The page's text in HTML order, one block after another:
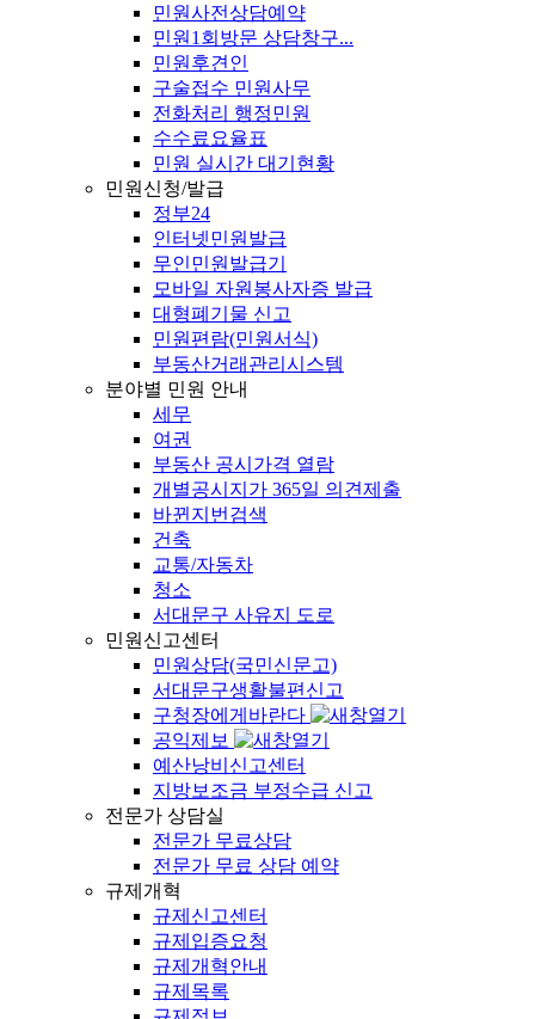
민원사전상담예약
민원1회방문 상담창구...
민원후견인
구술접수 민원사무
전화처리 행정민원
수수료요율표
민원 실시간 대기현황
민원신청/발급
정부24
인터넷민원발급
무인민원발급기
모바일 자원봉사자증 발급
대형폐기물 신고
민원편람(민원서식)
부동산거래관리시스템
분야별 민원 안내
세무
여권
부동산 공시가격 열람
개별공시지가 365일 의견제출
바뀐지번검색
건축
교통/자동차
청소
서대문구 사유지 도로
민원신고센터
민원상담(국민신문고)
서대문구생활불편신고
구청장에게바란다
공익제보
예산낭비신고센터
지방보조금 부정수급 신고
전문가 상담실
전문가 무료상담
전문가 무료 상담 예약
규제개혁
규제신고센터
규제입증요청
규제개혁안내
규제목록